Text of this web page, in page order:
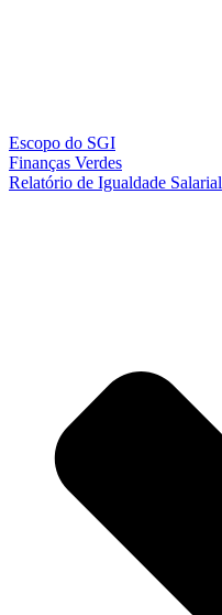
Escopo do SGI
Finanças Verdes
Relatório de Igualdade Salarial